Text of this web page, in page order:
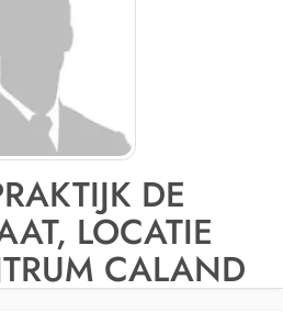
DE
LOCATIE
CALAND